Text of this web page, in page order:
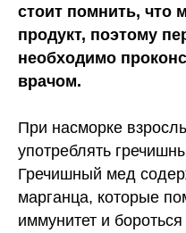
стоит помнить, что
продукт, поэтому
необходимо
врачом.
При насморке
употреблять
Гречишный мед
марганца, которые
иммунитет и